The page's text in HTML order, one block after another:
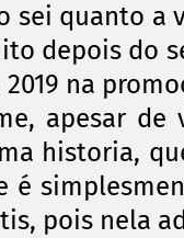
sei quanto a
depois do
2019 na
apesar
historia,
é
pois nela